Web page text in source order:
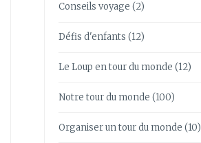
Conseils voyage (2)
Défis d'enfants (12)
Le Loup en tour du monde (12)
Notre tour du monde (100)
Organiser un tour du monde (10)